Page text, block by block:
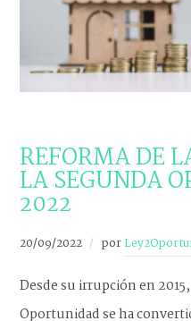
REFORMA DE
LA SEGUNDA
2022
20/09/2022 por
Desde su irrupción en
Oportunidad se ha